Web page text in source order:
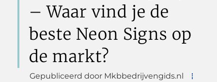
– Waar vind je de
beste Neon Signs op
de markt?
Gepubliceerd door Mkbbedrijvengids.nl